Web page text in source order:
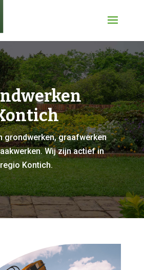
grondwerken, graafwerken
Wij zijn actief in
regio Kontich.